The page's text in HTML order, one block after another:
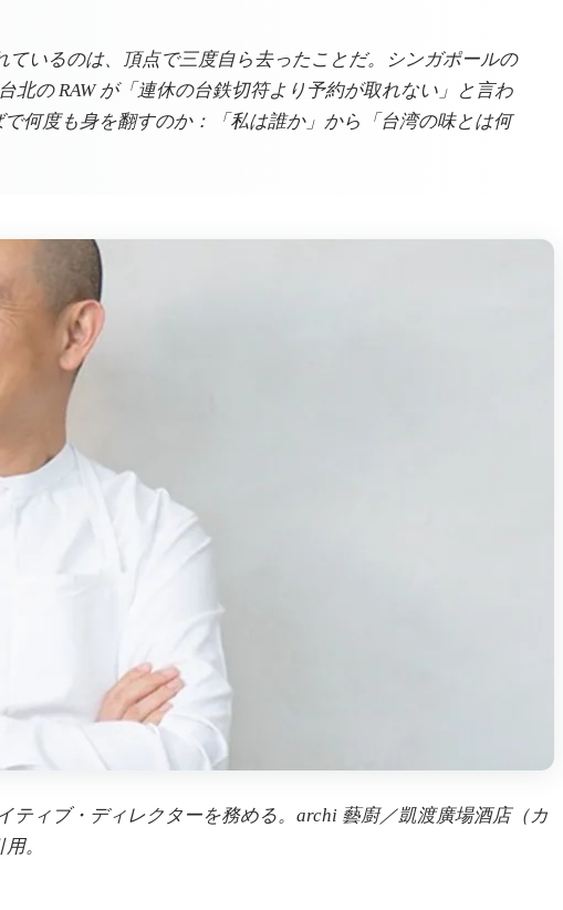
いるのは、頂点で三度自ら去ったことだ。シンガポールの
の RAW が「連休の台鉄切符より予約が取れない」と言わ
何度も身を翻すのか：「私は誰か」から「台湾の味とは何
ィブ・ディレクターを務める。archi 藝廚／凱渡廣場酒店（カ
。